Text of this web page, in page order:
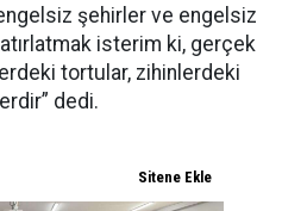
şehirler ve engelsiz
isterim ki, gerçek
tortular, zihinlerdeki
dedi.